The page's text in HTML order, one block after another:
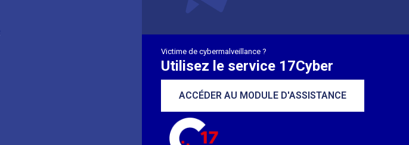
Victime de cybermalveillance ?
Utilisez le service 17Cyber
ACCÉDER AU MODULE D'ASSISTANCE